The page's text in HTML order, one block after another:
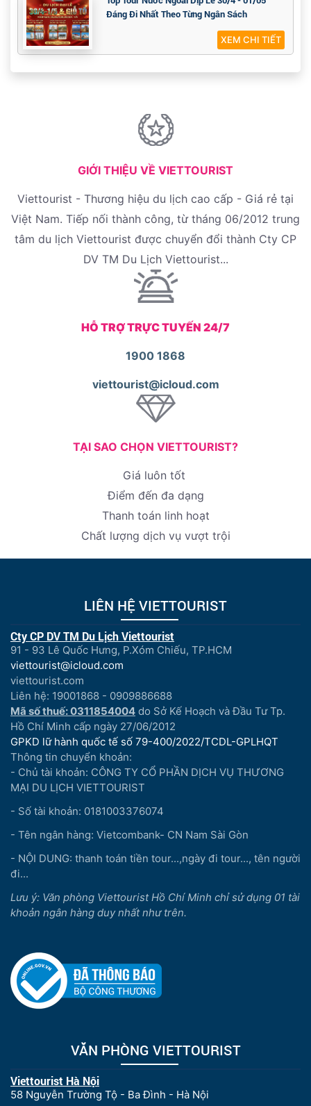
Đáng Đi Nhất Theo Từng Ngân Sách
XEM CHI TIẾT
GIỚI THIỆU VỀ VIETTOURIST
Viettourist - Thương hiệu du lịch cao cấp - Giá rẻ tại
Việt Nam. Tiếp nối thành công, từ tháng 06/2012 trung
tâm du lịch Viettourist được chuyển đổi thành Cty CP
DV TM Du Lịch Viettourist...
HỖ TRỢ TRỰC TUYẾN 24/7
1900 1868
viettourist@icloud.com
TẠI SAO CHỌN VIETTOURIST?
Giá luôn tốt
Điểm đến đa dạng
Thanh toán linh hoạt
Chất lượng dịch vụ vượt trội
LIÊN HỆ VIETTOURIST
Cty CP DV TM Du Lịch Viettourist
91 - 93 Lê Quốc Hưng, P.Xóm Chiếu, TP.HCM
viettourist@icloud.com
viettourist.com
Liên hệ: 19001868 - 0909886688
Mã số thuế: 0311854004 do Sở Kế Hoạch và Đầu Tư Tp.
Hồ Chí Minh cấp ngày 27/06/2012
GPKD lữ hành quốc tế số 79-400/2022/TCDL-GPLHQT
Thông tin chuyển khoản:
- Chủ tài khoản: CÔNG TY CỔ PHẦN DỊCH VỤ THƯƠNG
MẠI DU LỊCH VIETTOURIST
- Số tài khoản: 0181003376074
- Tên ngân hàng: Vietcombank- CN Nam Sài Gòn
- NỘI DUNG: thanh toán tiền tour...,ngày đi tour..., tên người
đi...
Lưu ý: Văn phòng Viettourist Hồ Chí Minh chỉ sử dụng 01 tài
khoản ngân hàng duy nhất như trên.
VĂN PHÒNG VIETTOURIST
Viettourist Hà Nội
58 Nguyễn Trường Tộ - Ba Đình - Hà Nội